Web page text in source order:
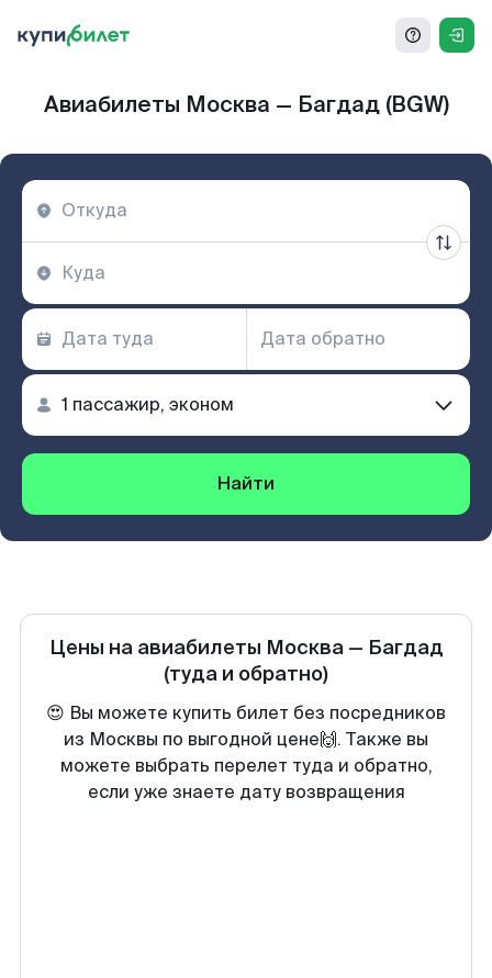
Авиабилеты Москва — Багдад (BGW)
Найти
Цены на авиабилеты Москва— Багдад
(туда и обратно)
😍 Вы можете купить билет без посредников
из Москвы по выгодной цене🙌. Также вы
можете выбрать перелет туда и обратно,
если уже знаете дату возвращения